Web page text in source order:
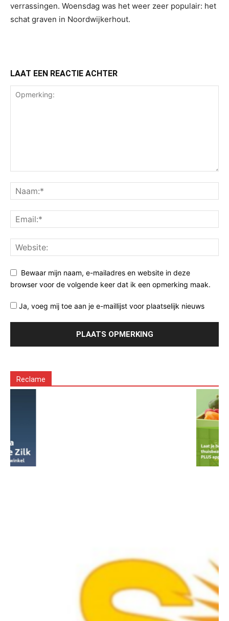
verrassingen. Woensdag was het weer zeer populair: het
schat graven in Noordwijkerhout.
LAAT EEN REACTIE ACHTER
Bewaar mijn naam, e-mailadres en website in deze
browser voor de volgende keer dat ik een opmerking maak.
Ja, voeg mij toe aan je e-maillijst voor plaatselijk nieuws
Reclame